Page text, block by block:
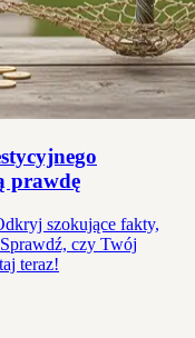
prawdę
szokujące fakty,
czy Twój
teraz!